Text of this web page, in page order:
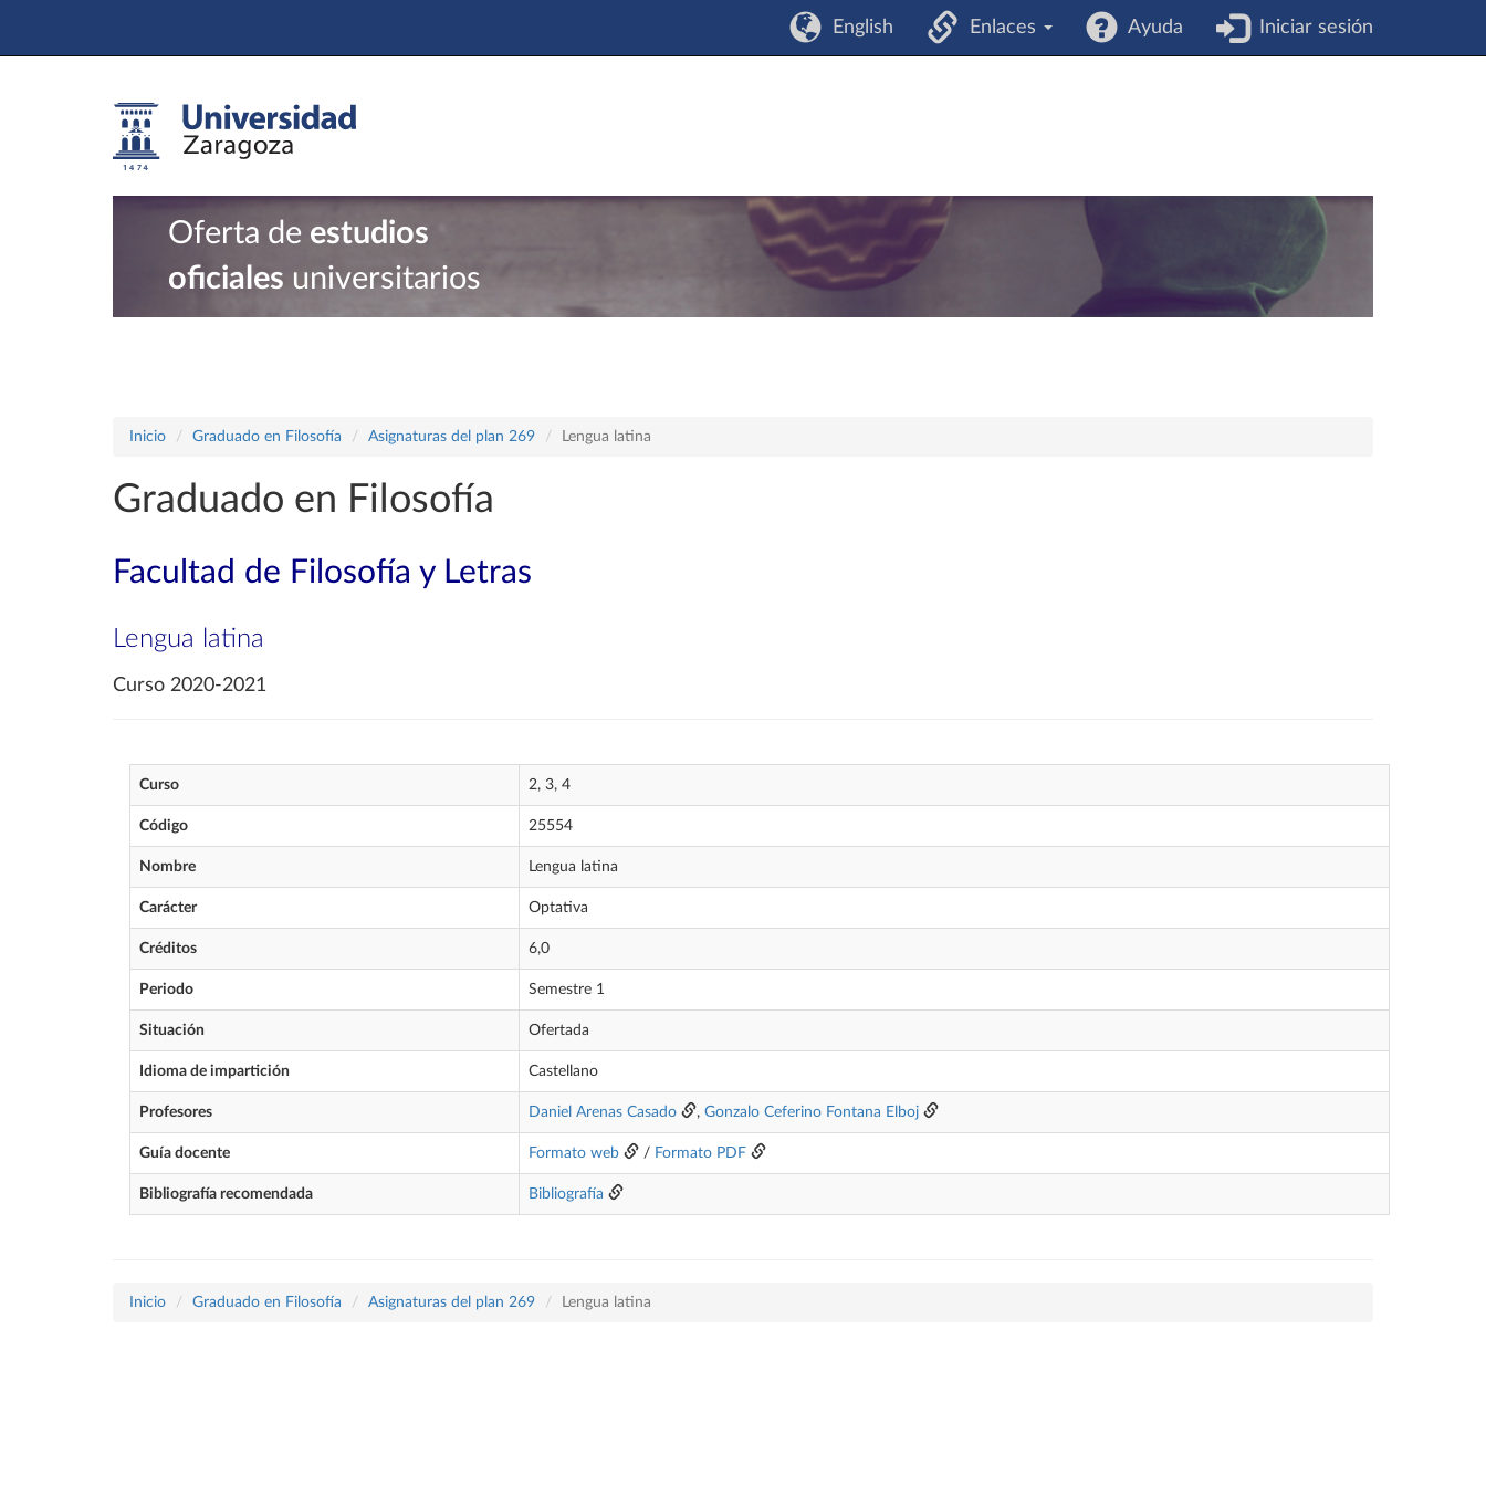
English Enlaces Ayuda Iniciar sesión
Oferta de estudios
oficiales universitarios
Inicio Graduado en Filosofía Asignaturas del plan 269 Lengua latina
Graduado en Filosofía
Facultad de Filosofía y Letras
Lengua latina
Curso 2020-2021
Curso 2, 3, 4
Código 25554
Nombre Lengua latina
Carácter Optativa
Créditos 6,0
Periodo Semestre 1
Situación Ofertada
Idioma de impartición Castellano
Profesores Daniel Arenas Casado , Gonzalo Ceferino Fontana Elboj
Guía docente Formato web / Formato PDF
Bibliografía recomendada Bibliografía
Inicio Graduado en Filosofía Asignaturas del plan 269 Lengua latina